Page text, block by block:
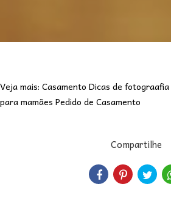
Veja mais: Casamento Dicas de fotograafia
para mamães Pedido de Casamento
Compartilhe